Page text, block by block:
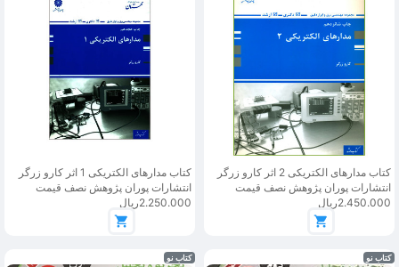
کتاب مدارهای الکتریکی 2 اثر کارو زرگر
انتشارات پوران پژوهش نصف قیمت
2.450.000ریال
کتاب مدارهای الکتریکی 1 اثر کارو زرگر
انتشارات پوران پژوهش نصف قیمت
2.250.000ریال
کتاب نو کتاب نو